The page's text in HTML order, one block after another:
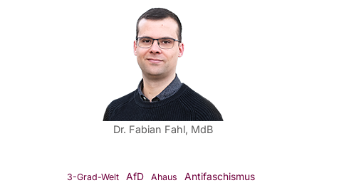
Dr. Fabian Fahl, MdB
3-Grad-Welt AfD Ahaus Antifaschismus